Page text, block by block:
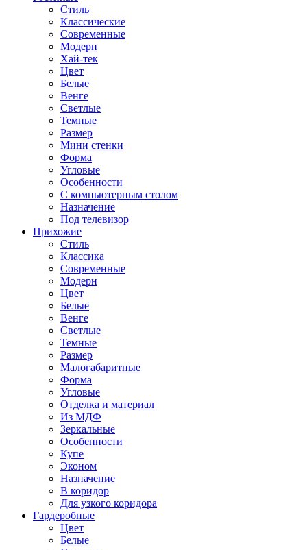
Стиль
Классические
Современные
Модерн
Хай-тек
Цвет
Белые
Венге
Светлые
Темные
Размер
Мини стенки
Форма
Угловые
Особенности
С компьютерным столом
Назначение
Под телевизор
Прихожие
Стиль
Классика
Современные
Модерн
Цвет
Белые
Венге
Светлые
Темные
Размер
Малогабаритные
Форма
Угловые
Отделка и материал
Из МДФ
Зеркальные
Особенности
Купе
Эконом
Назначение
В коридор
Для узкого коридора
Гардеробные
Цвет
Белые